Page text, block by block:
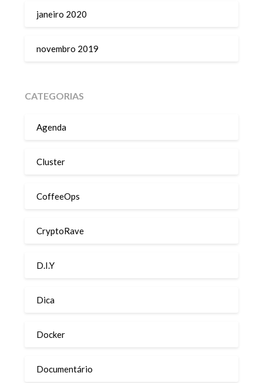
janeiro 2020
novembro 2019
CATEGORIAS
Agenda
Cluster
CoffeeOps
CryptoRave
D.I.Y
Dica
Docker
Documentário